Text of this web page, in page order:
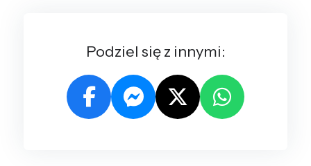
Podziel się z innymi: